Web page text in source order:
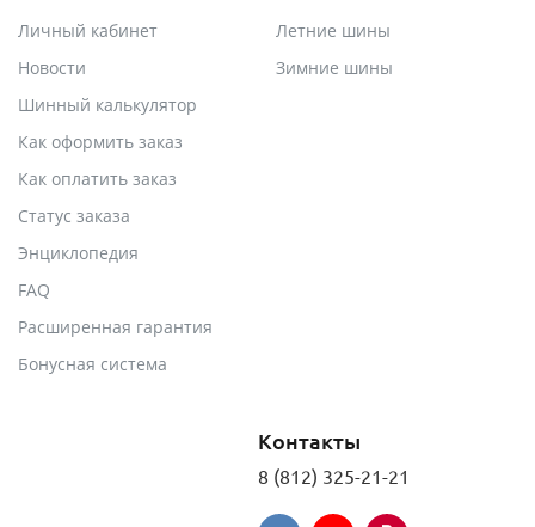
Личный кабинет
Новости
Шинный калькулятор
Как оформить заказ
Как оплатить заказ
Статус заказа
Энциклопедия
FAQ
Расширенная гарантия
Бонусная система
Летние шины
Зимние шины
Контакты
8 (812) 325-21-21